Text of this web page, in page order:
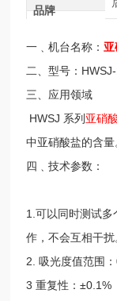
品牌
一﹑机台名称：
二、型号：
三、应用领域
HWSJ 系列亚硝
中亚硝酸盐的含量
四﹑技术参数：
1.可以同时测试
作，不会互相干扰
2. 吸光度值范围
3 重复性：±0.1%